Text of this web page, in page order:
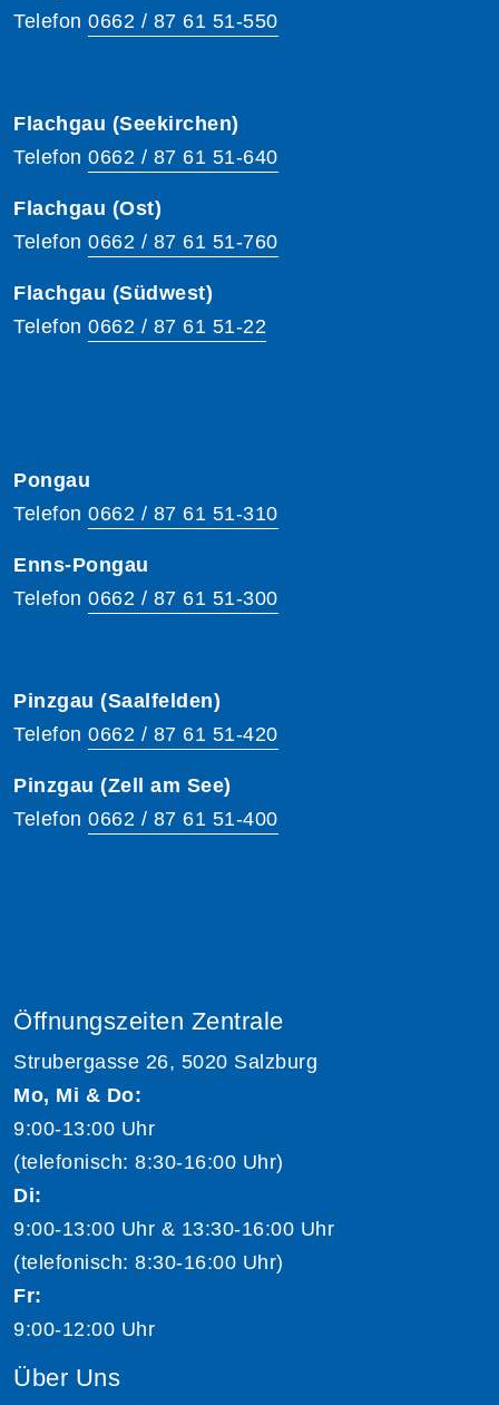
Telefon 0662 / 87 61 51-550
Flachgau (Seekirchen)
Telefon 0662 / 87 61 51-640
Flachgau (Ost)
Telefon 0662 / 87 61 51-760
Flachgau (Südwest)
Telefon 0662 / 87 61 51-22
Pongau
Telefon 0662 / 87 61 51-310
Enns-Pongau
Telefon 0662 / 87 61 51-300
Pinzgau (Saalfelden)
Telefon 0662 / 87 61 51-420
Pinzgau (Zell am See)
Telefon 0662 / 87 61 51-400
Öffnungszeiten Zentrale
Strubergasse 26, 5020 Salzburg
Mo, Mi & Do:
9:00-13:00 Uhr
(telefonisch: 8:30-16:00 Uhr)
Di:
9:00-13:00 Uhr & 13:30-16:00 Uhr
(telefonisch: 8:30-16:00 Uhr)
Fr:
9:00-12:00 Uhr
Über Uns